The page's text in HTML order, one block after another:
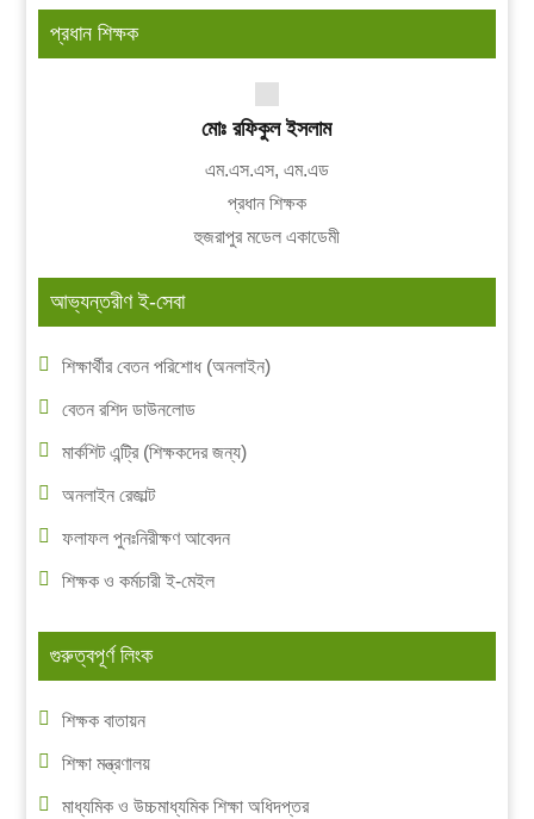
প্রধান শিক্ষক
মোঃ রফিকুল ইসলাম
এম.এস.এস, এম.এড
প্রধান শিক্ষক
হুজরাপুর মডেল একাডেমী
আভ্যন্তরীণ ই-সেবা
শিক্ষার্থীর বেতন পরিশোধ (অনলাইন)
বেতন রশিদ ডাউনলোড
মার্কশিট এন্ট্রি (শিক্ষকদের জন্য)
অনলাইন রেজাল্ট
ফলাফল পুনঃনিরীক্ষণ আবেদন
শিক্ষক ও কর্মচারী ই-মেইল
গুরুত্বপূর্ণ লিংক
শিক্ষক বাতায়ন
শিক্ষা মন্ত্রণালয়
মাধ্যমিক ও উচ্চমাধ্যমিক শিক্ষা অধিদপ্তর